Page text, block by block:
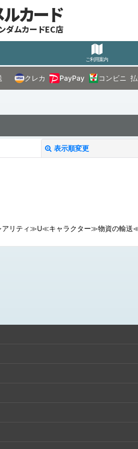
ルカード
ダムカードEC店
ご利用案内
クレカ PayPay コンビニ
表示順変更
アリティ≫U≪キャラクター≫物資の